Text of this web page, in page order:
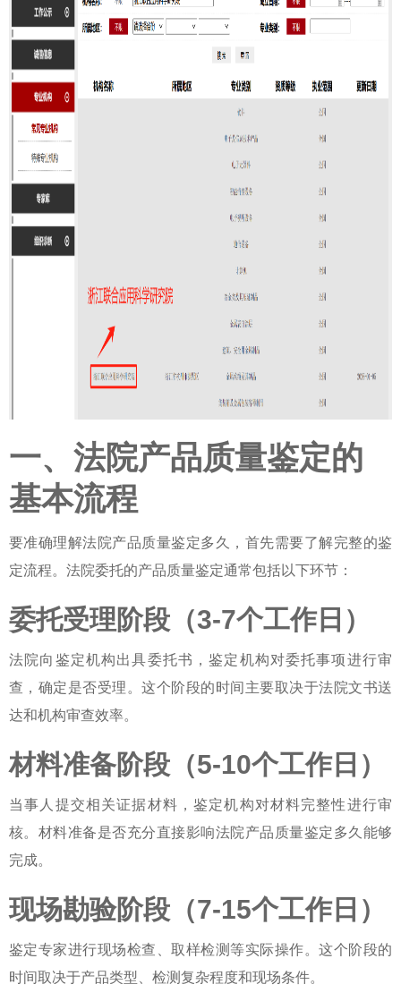
一、法院产品质量鉴定的
基本流程
要准确理解法院产品质量鉴定多久
，首先需要了解完整的鉴
定流程。法院委托的产品质量鉴定通常包括以下环节：
委托受理阶段（3-7个工作日）
法院向鉴定机构出具委托书，鉴定机构对委托事项进行审
查，确定是否受理。这个阶段的时间主要取决于法院文书送
达和机构审查效率。
材料准备阶段（5-10个工作日）
当事人提交相关证据材料，鉴定机构对材料完整性进行审
核。材料准备是否充分直接影响法院产品质量鉴定多久 能够
完成。
现场勘验阶段（7-15个工作日）
鉴定专家进行现场检查、取样检测等实际操作。这个阶段的
时间取决于产品类型、检测复杂程度和现场条件。